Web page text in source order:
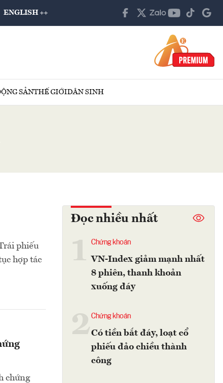
ENGLISH ++
SẢNTHẾ GIỚIDÂN SINH
phiếu
hợp tác
chứng
Đọc nhiều nhất
Chứng khoán
VN-Index giảm mạnh nhất
8 phiên, thanh khoản
xuống đáy
2Chứng khoán
Có tiền bắt đáy, loạt cổ
phiếu đảo chiều thành
công